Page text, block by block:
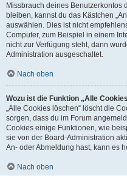
Missbrauch deines Benutzerkontos
bleiben, kannst du das Kästchen
auswählen. Dies ist nicht
Computer, zum Beispiel in einem
nicht zur Verfügung steht, dann
Administration ausgeschaltet.
Nach oben
Wozu ist die Funktion „Alle
„Alle Cookies löschen“ löscht die
sorgen, dass du im Forum
Cookies einige Funktionen, wie
sie von der Board-Administration
An- oder Abmeldung hast, kann es
Nach oben